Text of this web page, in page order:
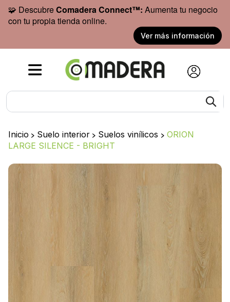
🧩 DescubreComadera Connect™: Aumenta tu negocio
con tu propia tienda online.
Ver más información
Inicio > Suelo interior > Suelos vinílicos > ORION
LARGE SILENCE - BRIGHT